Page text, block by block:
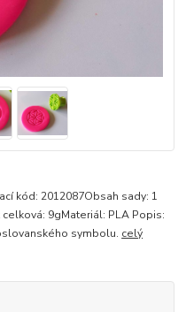
kód: 2012087Obsah sady: 1
9gMateriál: PLA Popis:
symbolu. celý